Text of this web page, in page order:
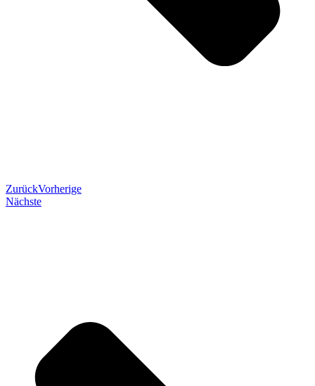
ZurückVorherige
Nächste